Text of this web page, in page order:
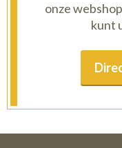
onze
kunt